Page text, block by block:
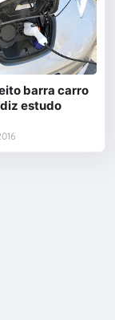
barra carro
estudo